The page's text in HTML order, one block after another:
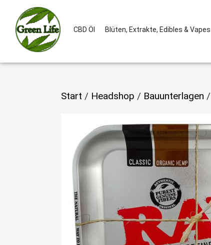
CBD Öl Blüten, Extrakte, Edibles & Vapes
Start / Headshop / Bauunterlagen /